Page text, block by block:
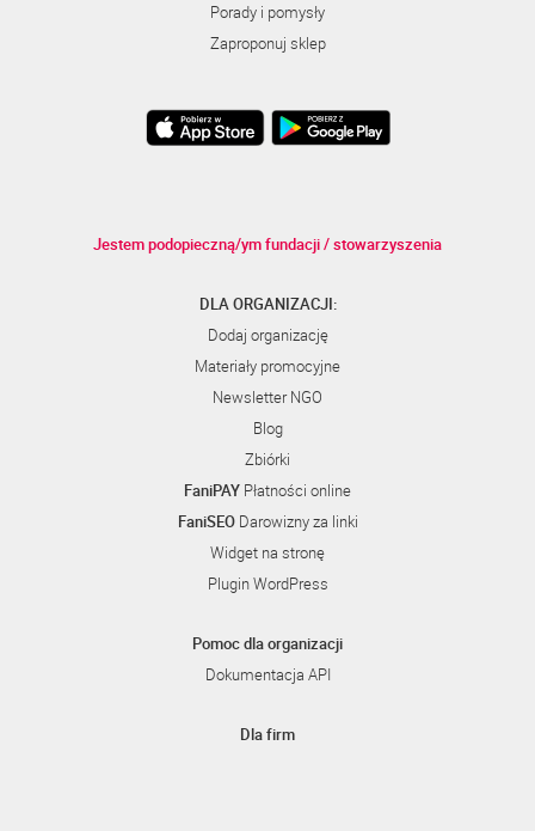
Porady i pomysły
Zaproponuj sklep
Jestem podopieczną/ym fundacji / stowarzyszenia
DLA ORGANIZACJI:
Dodaj organizację
Materiały promocyjne
Newsletter NGO
Blog
Zbiórki
FaniPAY Płatności online
FaniSEODarowizny za linki
Widget na stronę
Plugin WordPress
Pomoc dla organizacji
Dokumentacja API
Dla firm